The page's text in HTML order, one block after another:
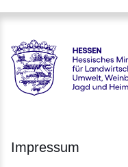
Hessen - Hessisches
Impressum